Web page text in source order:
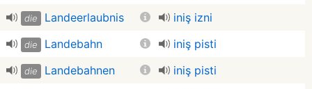
die Landeerlaubnis iniş izni
die Landebahn iniş pisti
die Landebahnen iniş pisti